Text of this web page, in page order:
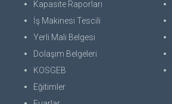
Kapasite Raporları
İş Makinesi Tescili
Yerli Malı Belgesi
Dolaşım Belgeleri
KOSGEB
Eğitimler